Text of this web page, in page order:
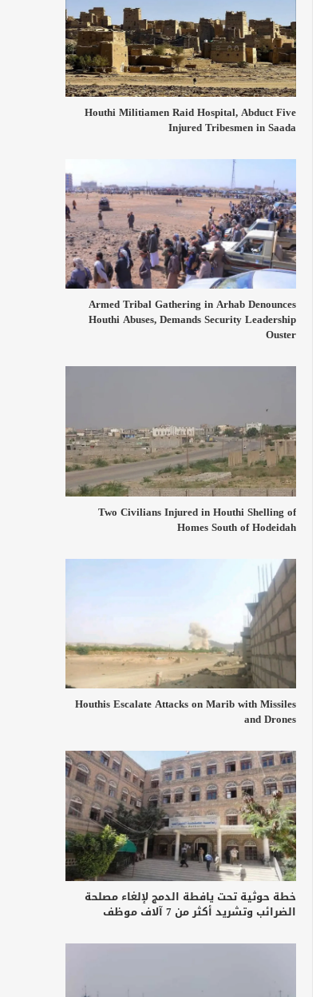
Houthi Militiamen Raid Hospital, Abduct Five
Injured Tribesmen in Saada
Armed Tribal Gathering in Arhab Denounces
Houthi Abuses, Demands Security Leadership
Ouster
Two Civilians Injured in Houthi Shelling of
Homes South of Hodeidah
Houthis Escalate Attacks on Marib with Missiles
and Drones
خطة حوثية تحت يافطة الدمج لإلغاء مصلحة
الضرائب وتشريد أكثر من 7 آلاف موظف